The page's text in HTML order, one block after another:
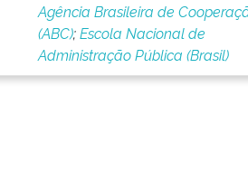
Agência Brasileira de
(ABC);Escola Nacional de
Administração Pública (Brasil)